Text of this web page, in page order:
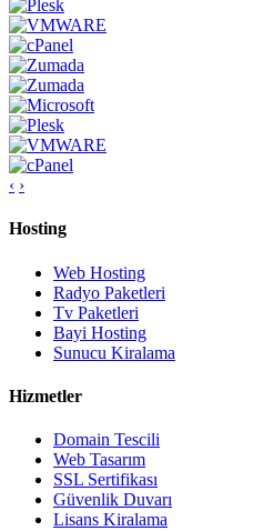
‹ ›
Hosting
Web Hosting
Radyo Paketleri
Tv Paketleri
Bayi Hosting
Sunucu Kiralama
Hizmetler
Domain Tescili
Web Tasarım
SSL Sertifikası
Güvenlik Duvarı
Lisans Kiralama